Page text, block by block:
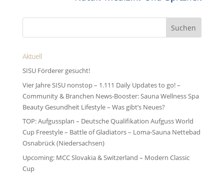
Aktuell
SISU Förderer gesucht!
Vier Jahre SISU nonstop – 1.111 Daily Updates to go! –
Community & Branchen News-Booster: Sauna Wellness Spa
Beauty Gesundheit Lifestyle – Was gibt’s Neues?
TOP: Aufgussplan – Deutsche Qualifikation Aufguss World
Cup Freestyle – Battle of Gladiators – Loma-Sauna Nettebad
Osnabrück (Niedersachsen)
Upcoming: MCC Slovakia & Switzerland – Modern Classic
Cup